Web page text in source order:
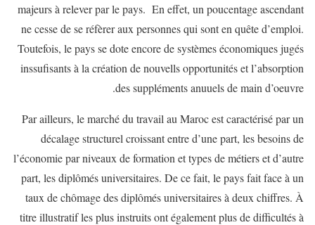
majeurs à relever par le pays. En effet, un poucentage ascendant
ne cesse de se réfèrer aux personnes qui sont en quête d’emploi.
Toutefois, le pays se dote encore de systèmes économiques jugés
inssufisants à la création de nouvells opportunités et l’absorption
des suppléments anuuels de main d’oeuvre.
Par ailleurs, le marché du travail au Maroc est caractérisé par un
décalage structurel croissant entre d’une part, les besoins de
l’économie par niveaux de formation et types de métiers et d’autre
part, les diplômés universitaires. De ce fait, le pays fait face à un
taux de chômage des diplômés universitaires à deux chiffres. À
titre illustratif les plus instruits ont également plus de difficultés à